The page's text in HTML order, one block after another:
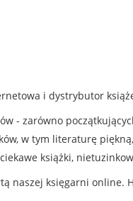
i dystrybutor
- zarówno
w tym literaturę
książki,
naszej księgarni